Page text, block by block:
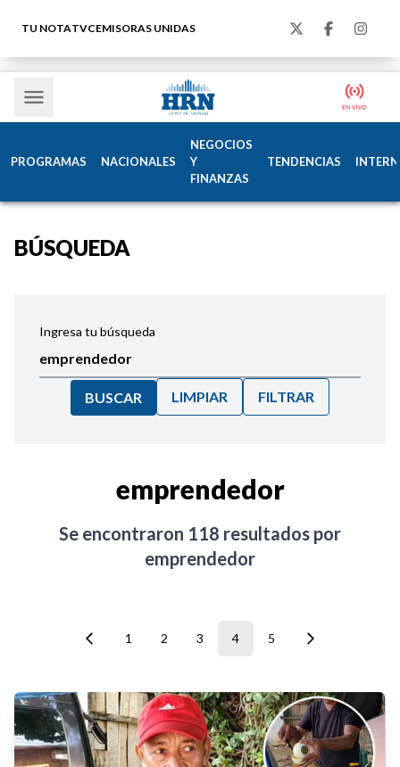
TU NOTATVCEMISORAS UNIDAS
PROGRAMAS NACIONALES
NEGOCIOS
Y
FINANZAS
TENDENCIAS
BÚSQUEDA
Ingresa tu búsqueda
BUSCAR LIMPIAR FILTRAR
emprendedor
Se encontraron 118 resultados por
emprendedor
1 2 3 4 5